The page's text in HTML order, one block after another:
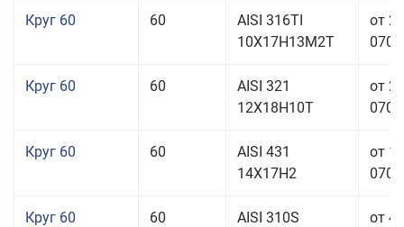
Круг 60 60
AISI 316TI
10Х17Н13М2Т
от
Круг 60 60
AISI 321
12Х18Н10Т
от
Круг 60 60
AISI 431
14Х17Н2
от
Круг 60 60
AISI 310S
от